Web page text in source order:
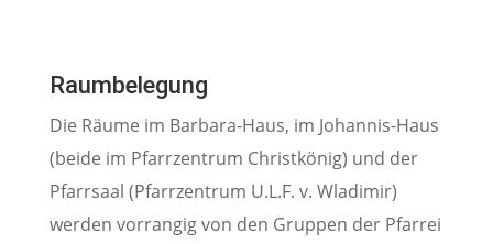
Raumbelegung
Die Räume im Barbara-Haus, im Johannis-Haus
(beide im Pfarrzentrum Christkönig) und der
Pfarrsaal (Pfarrzentrum U.L.F. v. Wladimir)
werden vorrangig von den Gruppen der Pfarrei